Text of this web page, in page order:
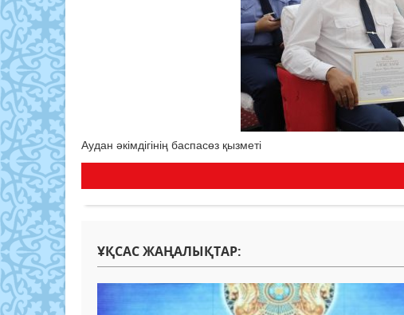
Аудан әкімдігінің баспасөз қызметі
ҰҚСАС ЖАҢАЛЫҚТАР: